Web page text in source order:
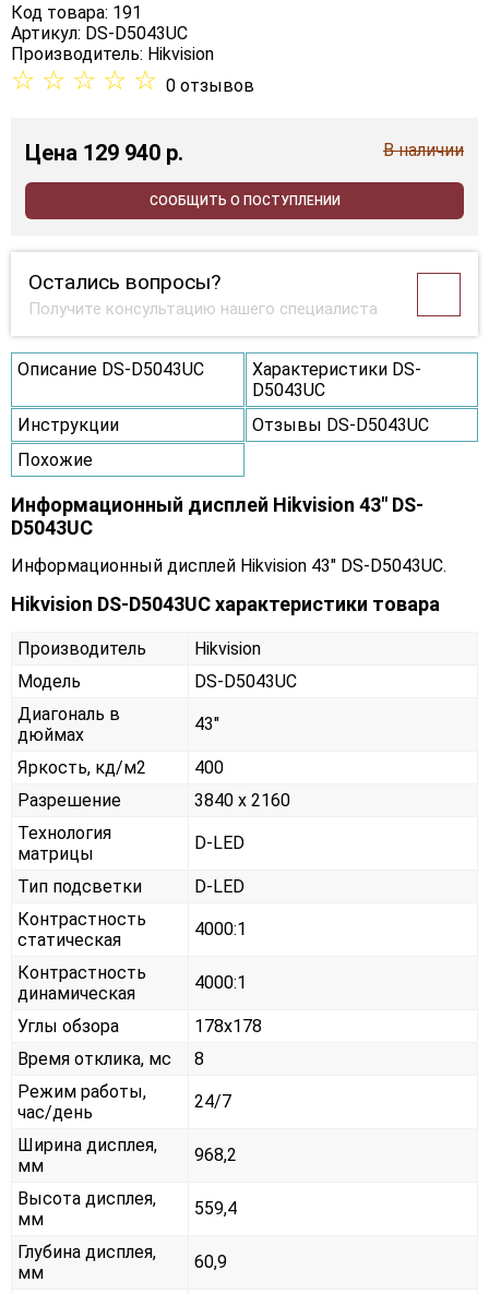
Код товара: 191
Артикул: DS-D5043UC
Производитель: Hikvision
☆ ☆ ☆ ☆ ☆ 0 отзывов
Цена 129 940 p. В наличии
СООБЩИТЬ О ПОСТУПЛЕНИИ
Остались вопросы?
Получите консультацию нашего специалиста
Описание DS-D5043UC
Характеристики DS-
D5043UC
Инструкции
Отзывы DS-D5043UC
Похожие
Информационный дисплей Hikvision 43" DS-
D5043UC
Информационный дисплей Hikvision 43" DS-D5043UC.
Hikvision DS-D5043UC характеристики товара
Производитель
Hikvision
Модель
DS-D5043UC
Диагональ в
дюймах
43"
Яркость, кд/м2
400
Разрешение
3840 x 2160
Технология
матрицы
D-LED
Тип подсветки
D-LED
Контрастность
статическая
4000:1
Контрастность
динамическая
4000:1
Углы обзора
178x178
Время отклика, мс
8
Режим работы,
час/день
24/7
Ширина дисплея,
мм
968,2
Высота дисплея,
мм
559,4
Глубина дисплея,
мм
60,9